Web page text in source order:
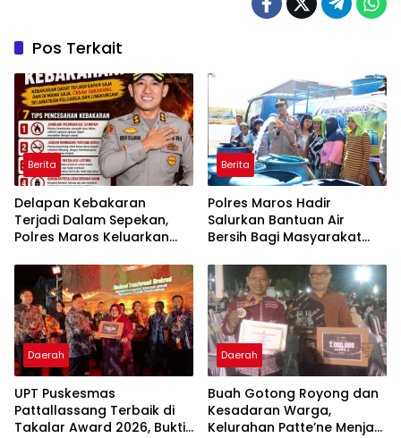
Pos Terkait
Berita
Delapan Kebakaran
Terjadi Dalam Sepekan,
Polres Maros Keluarkan
Masyarakat
Berita
Polres Maros Hadir
Salurkan Bantuan Air
Bersih Bagi Masyarakat
Di Maros
Daerah
UPT Puskesmas
Pattallassang Terbaik di
Takalar Award 2026, Bukti
Daerah
Buah Gotong Royong dan
Kesadaran Warga,
Kelurahan Patte’ne Menjadi